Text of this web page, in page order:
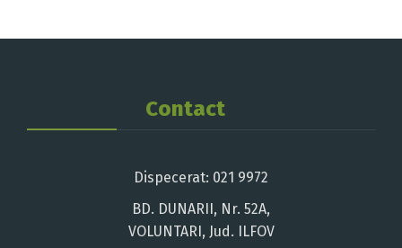
Contact
Dispecerat: 021 9972
BD. DUNARII, Nr. 52A,
VOLUNTARI, Jud. ILFOV